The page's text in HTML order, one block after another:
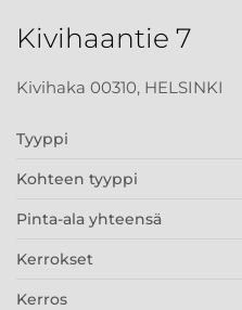
Kivihaantie 7
Kivihaka 00310, HELSINKI
Tyyppi
Kohteen tyyppi
Pinta-ala yhteensä
Kerrokset
Kerros